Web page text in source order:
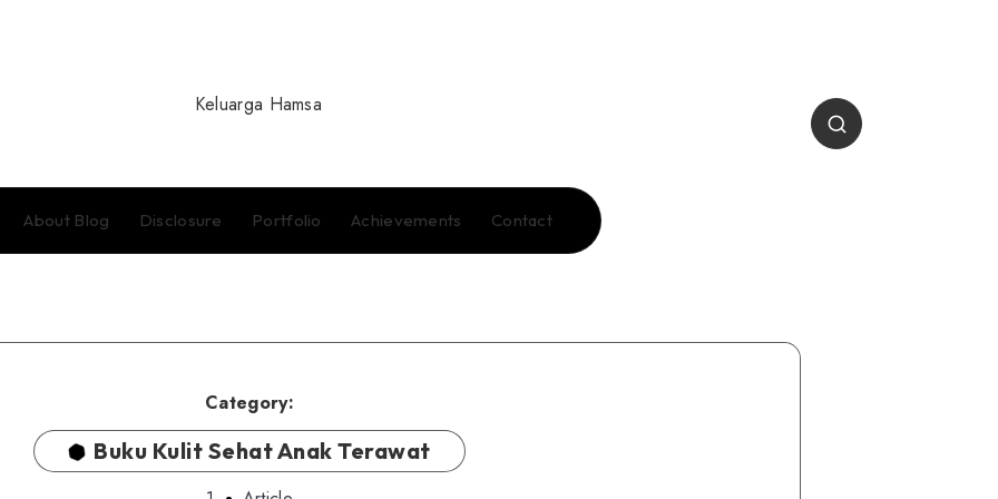
About Blog Disclosure Portfolio Achievements Contact
Category:
Buku Kulit Sehat Anak Terawat